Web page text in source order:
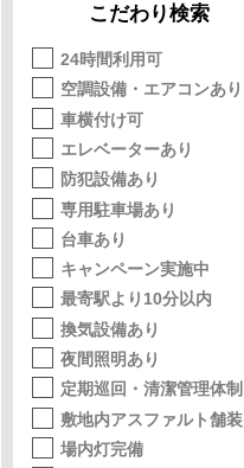
こだわり検索
24時間利用可
空調設備・エアコンあり
車横付け可
エレベーターあり
防犯設備あり
専用駐車場あり
台車あり
キャンペーン実施中
最寄駅より10分以内
換気設備あり
夜間照明あり
定期巡回・清潔管理体制
敷地内アスファルト舗装
場内灯完備